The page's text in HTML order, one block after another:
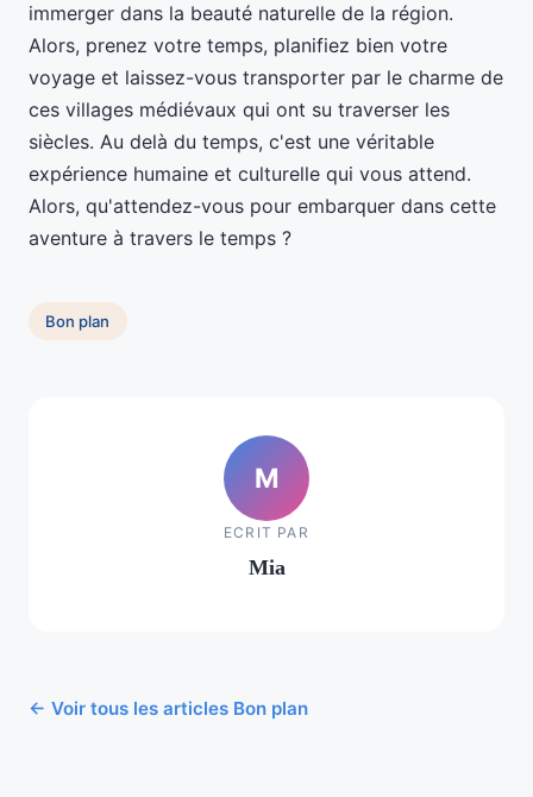
immerger dans la beauté naturelle de la région.
Alors, prenez votre temps, planifiez bien votre
voyage et laissez-vous transporter par le charme de
ces villages médiévaux qui ont su traverser les
siècles. Au delà du temps, c'est une véritable
expérience humaine et culturelle qui vous attend.
Alors, qu'attendez-vous pour embarquer dans cette
aventure à travers le temps ?
Bon plan
M
ECRIT PAR
Mia
← Voir tous les articles Bon plan